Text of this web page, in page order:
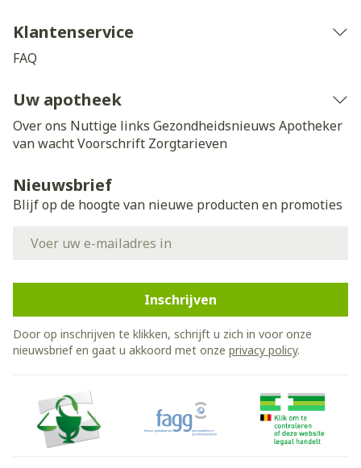
Klantenservice
FAQ
Uw apotheek
Over ons Nuttige links Gezondheidsnieuws Apotheker
van wachtVoorschrift Zorgtarieven
Nieuwsbrief
Blijf op de hoogte van nieuwe producten en promoties
Inschrijven
Door op inschrijven te klikken, schrijft u zich in voor onze
nieuwsbrief en gaat u akkoord met onze privacy policy.